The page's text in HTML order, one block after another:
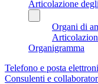
Articolazione
Organi di
Organigramma
Telefono e posta
Consulenti e